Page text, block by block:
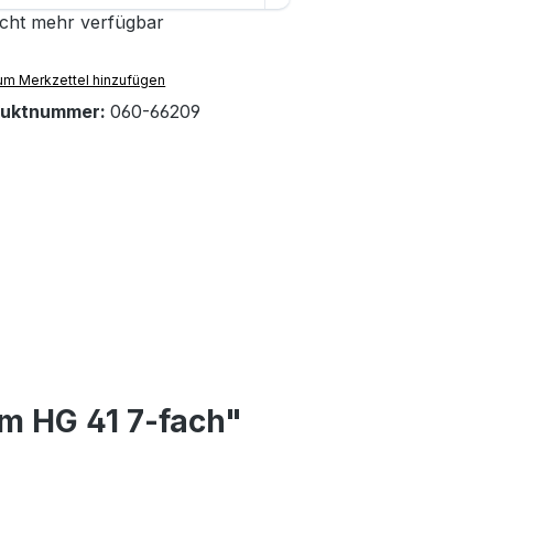
mehr verfügbar
Merkzettel hinzufügen
060-66209
HG 41 7-fach"